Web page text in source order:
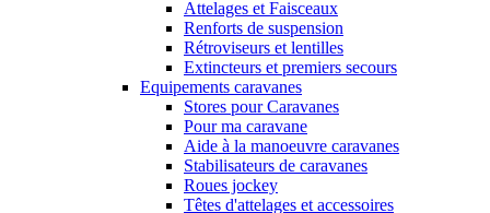
Attelages et Faisceaux
Renforts de suspension
Rétroviseurs et lentilles
Extincteurs et premiers secours
Equipements caravanes
Stores pour Caravanes
Pour ma caravane
Aide à la manoeuvre caravanes
Stabilisateurs de caravanes
Roues jockey
Têtes d'attelages et accessoires